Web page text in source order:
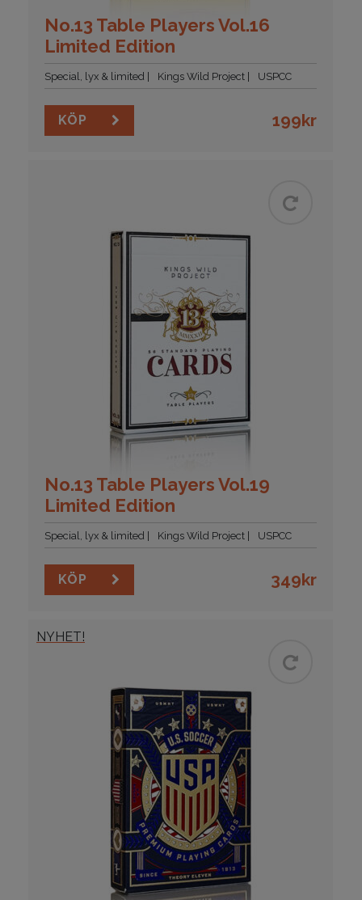
No.13 Table Players Vol.16
Limited Edition
Special, lyx & limited Kings Wild Project USPCC
KÖP 199kr
No.13 Table Players Vol.19
Limited Edition
Special, lyx & limited Kings Wild Project USPCC
KÖP 349kr
NYHET!